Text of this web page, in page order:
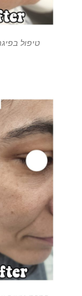
טיפול